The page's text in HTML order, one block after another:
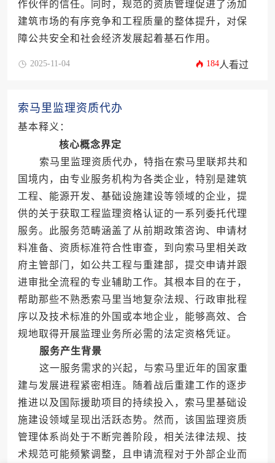
作伙伴的信任。同时，规范的资质管理促进了汤加
建筑市场的有序竞争和工程质量的整体提升，对保
障公共安全和社会经济发展起着基石作用。
2025-11-04 184人看过
索马里监理资质代办
基本释义：
核心概念界定
索马里监理资质代办，特指在索马里联邦共和
国境内，由专业服务机构为各类企业，特别是建筑
工程、能源开发、基础设施建设等领域的企业，提
供的关于获取工程监理资格认证的一系列委托代理
服务。此服务范畴涵盖了从前期政策咨询、申请材
料准备、资质标准符合性审查，到向索马里相关政
府主管部门，如公共工程与重建部，提交申请并跟
进审批全流程的专业辅助工作。其根本目的在于，
帮助那些不熟悉索马里当地复杂法规、行政审批程
序以及技术标准的外国或本地企业，能够高效、合
规地取得开展监理业务所必需的法定资格凭证。
服务产生背景
这一服务需求的兴起，与索马里近年的国家重
建与发展进程紧密相连。随着战后重建工作的逐步
推进以及国际援助项目的持续投入，索马里基础设
施建设领域呈现出活跃态势。然而，该国监理资质
管理体系尚处于不断完善阶段，相关法律法规、技
术规范可能频繁调整，且申请流程对于外部企业而